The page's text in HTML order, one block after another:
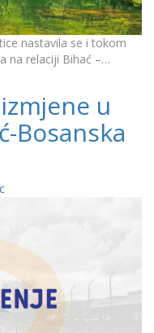
nastavila se i tokom
na relaciji Bihać –…
u
Bosanska